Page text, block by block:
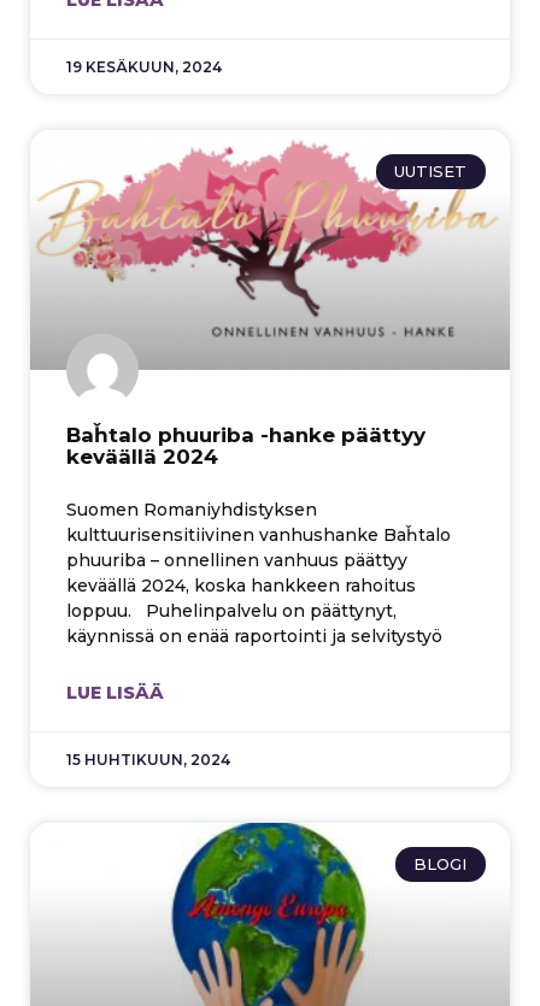
19 KESÄKUUN, 2024
UUTISET
Baȟtalo phuuriba -hanke päättyy
keväällä 2024
Suomen Romaniyhdistyksen
kulttuurisensitiivinen vanhushanke Baȟtalo
phuuriba – onnellinen vanhuus päättyy
keväällä 2024, koska hankkeen rahoitus
loppuu. Puhelinpalvelu on päättynyt,
käynnissä on enää raportointi ja selvitystyö
LUE LISÄÄ
15 HUHTIKUUN, 2024
BLOGI